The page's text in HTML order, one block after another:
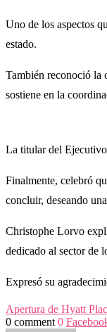
Uno de los aspectos
estado.
También reconoció la
sostiene en la
La titular del
Finalmente, celebró
concluir, deseando
Christophe Lorvo
dedicado al sector de
Expresó su
Apertura de Hyatt
0 comment 0